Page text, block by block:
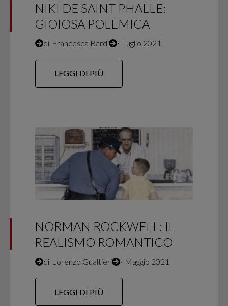
NIKI DE SAINT PHALLE:
GIOIOSA POLEMICA
di Francesca Bardi ∙ Luglio 2021
LEGGI DI PIÙ
NORMAN ROCKWELL: IL
REALISMO ROMANTICO
di Lorenzo Gualtieri ∙ Maggio 2021
LEGGI DI PIÙ